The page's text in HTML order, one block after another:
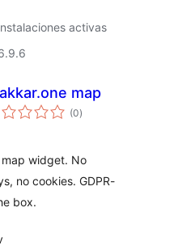
activas
map
(0valoraciones
en
)
widget. No
no cookies. GDPR-
box.